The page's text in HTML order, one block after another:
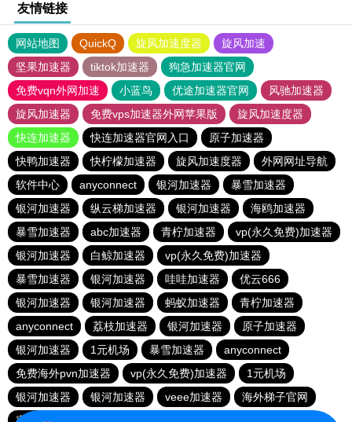
友情链接
网站地图 QuickQ 旋风加速度器
旋风加速
坚果加速器
tiktok加速器
狗急加速器官网
免费vqn外网加速
小蓝鸟 优途加速器官网
风驰加速器
旋风加速器
免费vps加速器外网苹果版
旋风加速度器
快连加速器
快连加速器官网入口
原子加速器
快鸭加速器
快柠檬加速器 旋风加速度器
外网网址导航
软件中心
anyconnect 银河加速器
暴雪加速器
银河加速器
纵云梯加速器 银河加速器
海鸥加速器
暴雪加速器
abc加速器 青柠加速器
vp(永久免费)加速器
银河加速器
白鲸加速器
vp(永久免费)加速器
暴雪加速器
银河加速器 哇哇加速器
优云666
银河加速器
银河加速器 蚂蚁加速器
青柠加速器
anyconnect
荔枝加速器 银河加速器
原子加速器
银河加速器
1元机场 暴雪加速器
anyconnect
免费海外pvn加速器
vp(永久免费)加速器
1元机场
银河加速器
银河加速器 veee加速器
海外梯子官网